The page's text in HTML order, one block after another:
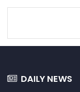
DAILY NEWS